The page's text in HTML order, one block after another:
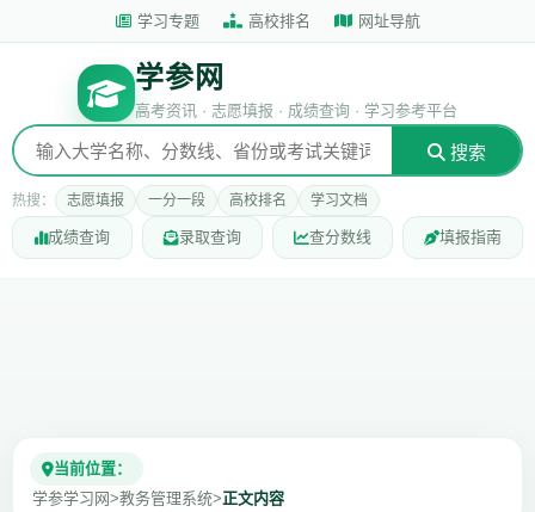
学习专题 高校排名 网址导航
学参网
高考资讯 · 志愿填报 · 成绩查询 · 学习参考平台
搜索
热搜： 志愿填报 一分一段 高校排名 学习文档
成绩查询 录取查询 查分数线 填报指南
当前位置：
学参学习网>教务管理系统>正文内容